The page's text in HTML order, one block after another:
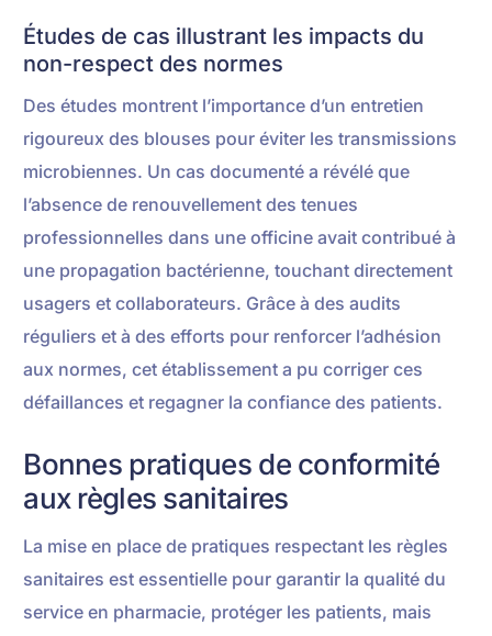
Études de cas illustrant les impacts du
non-respect des normes
Des études montrent l’importance d’un entretien
rigoureux des blouses pour éviter les transmissions
microbiennes. Un cas documenté a révélé que
l’absence de renouvellement des tenues
professionnelles dans une officine avait contribué à
une propagation bactérienne, touchant directement
usagers et collaborateurs. Grâce à des audits
réguliers et à des efforts pour renforcer l’adhésion
aux normes, cet établissement a pu corriger ces
défaillances et regagner la confiance des patients.
Bonnes pratiques de conformité
aux règles sanitaires
La mise en place de pratiques respectant les règles
sanitaires est essentielle pour garantir la qualité du
service en pharmacie, protéger les patients, mais